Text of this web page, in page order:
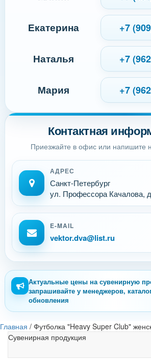
Контактная
Приезжайте в офис или напишите
АДРЕС
Санкт-Петербург
ул. Профессора Качалова,
E-MAIL
vektor.dva@list.ru
Екатерина +7
Наталья +7
Мария +7
Актуальные цены на сувенирную
запрашивайте у менеджеров,
обновления
Главная / Футболка "Heavy Super Club"
Сувенирная продукция